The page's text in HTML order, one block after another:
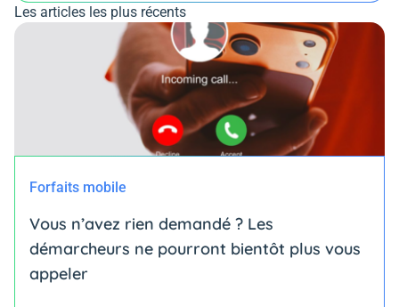
Les articles les plus récents
Forfaits mobile
Vous n’avez rien demandé ? Les
démarcheurs ne pourront bientôt plus vous
appeler